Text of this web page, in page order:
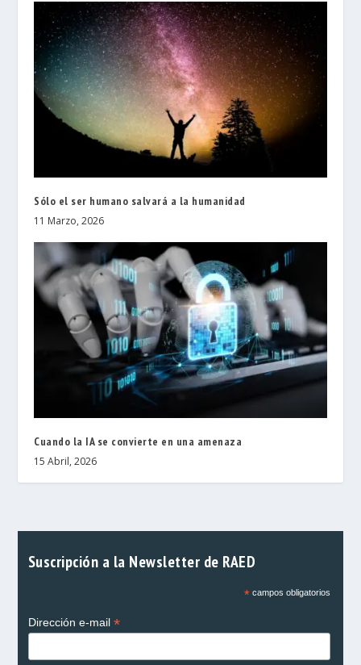
Sólo el ser humano salvará a la humanidad
11 Marzo, 2026
Cuando la IA se convierte en una amenaza
15 Abril, 2026
Suscripción a la Newsletter de RAED
*campos obligatorios
Dirección e-mail *